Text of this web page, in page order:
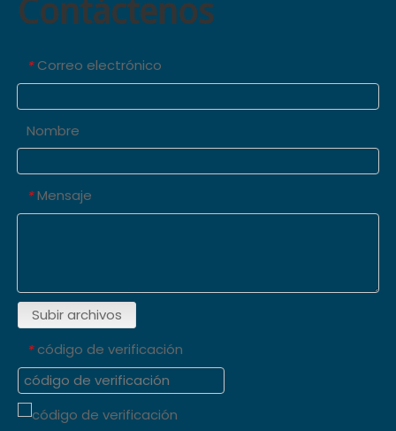
Contáctenos
* Correo electrónico
Nombre
* Mensaje
Subir archivos
* código de verificación